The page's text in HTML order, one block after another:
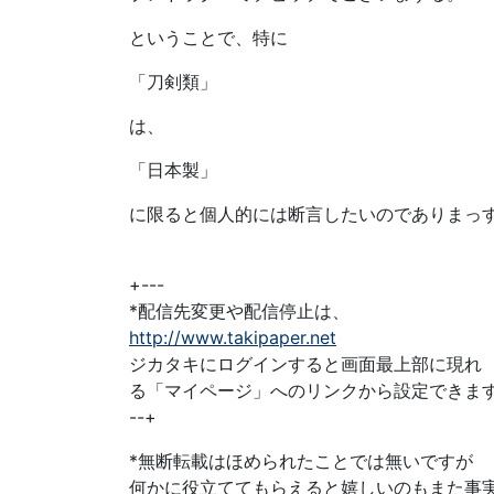
ということで、特に
「刀剣類」
は、
「日本製」
に限ると個人的には断言したいのでありまっす
+---
*配信先変更や配信停止は、
http://www.takipaper.net
ジカタキにログインすると画面最上部に現れ
る「マイページ」へのリンクから設定できま
--+
*無断転載はほめられたことでは無いですが
何かに役立ててもらえると嬉しいのもまた事